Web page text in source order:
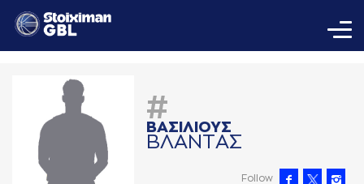
#
ΒAΣΙΛΙΟΥΣ
ΒΛAΝΤAΣ
Follow